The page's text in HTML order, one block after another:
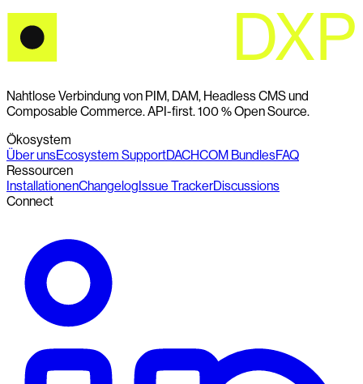
Nahtlose Verbindung von PIM, DAM, Headless CMS und
Composable Commerce. API-first. 100 % Open Source.
Ökosystem
Über unsEcosystem SupportDACHCOM BundlesFAQ
Ressourcen
InstallationenChangelog Issue TrackerDiscussions
Connect